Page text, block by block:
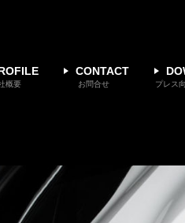
概要
CONTACT
お問合せ プレス